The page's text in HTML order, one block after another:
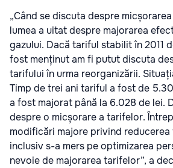
„Când se discuta despre
lumea a uitat despre majorarea
gazului. Dacă tariful stabilit în 2011
fost menținut am fi putut discuta
tarifului în urma reorganizării.
Timp de trei ani tariful a fost de
a fost majorat până la 6.028 de lei.
despre o micșorare a tarifelor.
modificări majore privind
inclusiv s-a mers pe optimizarea
nevoie de majorarea tarifelor”, a